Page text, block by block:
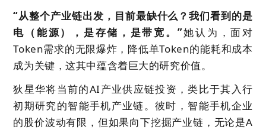
“从整个产业链出发，目前最缺什么？我们看到的是
电（能源），是存储，是带宽。”她认为，面对
Token需求的无限爆炸，降低单Token的能耗和成本
成为关键，这其中蕴含着巨大的研究价值。
狄星华将当前的AI产业供应链投资，类比于其入行
初期研究的智能手机产业链。彼时，智能手机企业
的股价波动有限，但如果向下挖掘产业链，无论是A